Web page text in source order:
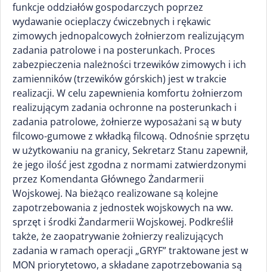
funkcje oddziałów gospodarczych poprzez
wydawanie ocieplaczy ćwiczebnych i rękawic
zimowych jednopalcowych żołnierzom realizującym
zadania patrolowe i na posterunkach. Proces
zabezpieczenia należności trzewików zimowych i ich
zamienników (trzewików górskich) jest w trakcie
realizacji. W celu zapewnienia komfortu żołnierzom
realizującym zadania ochronne na posterunkach i
zadania patrolowe, żołnierze wyposażani są w buty
filcowo-gumowe z wkładką filcową. Odnośnie sprzętu
w użytkowaniu na granicy, Sekretarz Stanu zapewnił,
że jego ilość jest zgodna z normami zatwierdzonymi
przez Komendanta Głównego Żandarmerii
Wojskowej. Na bieżąco realizowane są kolejne
zapotrzebowania z jednostek wojskowych na ww.
sprzęt i środki Żandarmerii Wojskowej. Podkreślił
także, że zaopatrywanie żołnierzy realizujących
zadania w ramach operacji „GRYF” traktowane jest w
MON priorytetowo, a składane zapotrzebowania są